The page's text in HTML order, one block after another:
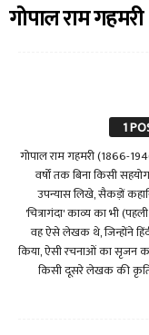
गोपाल राम गहमरी
1
गोपाल राम गहमरी (1866-
वर्षों तक बिना किसी
उपन्यास लिखे, सैकड़ों
'चित्रागंदा' काव्य का भी
वह ऐसे लेखक थे, जिन्होंने
किया, ऐसी रचनाओं का सृजन
किसी दूसरे लेखक की